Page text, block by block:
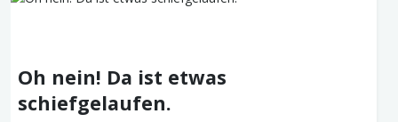
Oh nein! Da ist etwas
schiefgelaufen.